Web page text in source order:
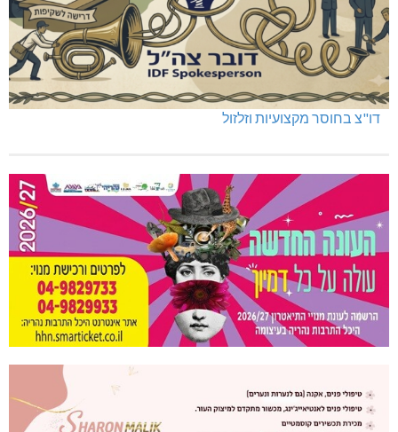
דו"צ בחוסר מקצועיות וזלזול